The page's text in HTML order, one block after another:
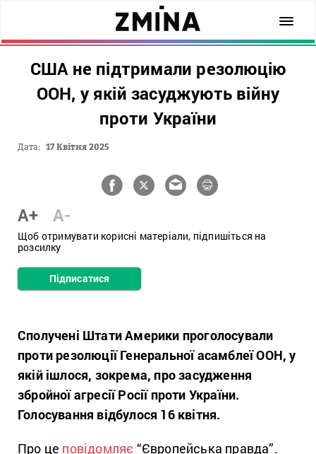
США не підтримали резолюцію
ООН, у якій засуджують війну
проти України
Дата: 17 Квітня 2025
A+ A-
Щоб отримувати корисні матеріали, підпишіться на
розсилку
Підписатися
Сполучені Штати Америки проголосували
проти резолюції Генеральної асамблеї ООН, у
якій ішлося, зокрема, про засудження
збройної агресії Росії проти України.
Голосування відбулося 16 квітня.
Про це повідомляє “Європейська правда”.